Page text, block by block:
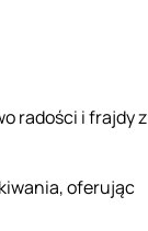
radości i frajdy z
oferując